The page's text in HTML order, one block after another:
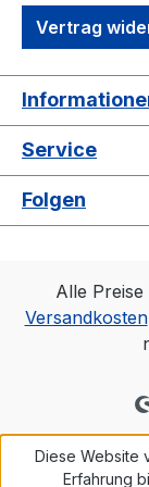
Vertrag
Service
Folgen
Alle
Versandkosten
Diese Website
Erfahrung